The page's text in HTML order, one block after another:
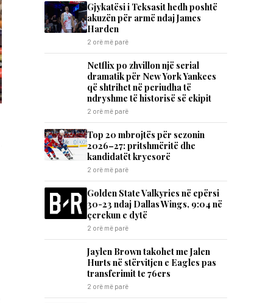
Gjykatësi i Teksasit hedh poshtë
akuzën për armë ndaj James
Harden
2 orë më parë
Netflix po zhvillon një serial
dramatik për New York Yankees
që shtrihet në periudha të
ndryshme të historisë së ekipit
2 orë më parë
Top 20 mbrojtës për sezonin
2026–27: pritshmëritë dhe
kandidatët kryesorë
2 orë më parë
Golden State Valkyries në epërsi
30-23 ndaj Dallas Wings, 9:04 në
çerekun e dytë
2 orë më parë
Jaylen Brown takohet me Jalen
Hurts në stërvitjen e Eagles pas
transferimit te 76ers
2 orë më parë